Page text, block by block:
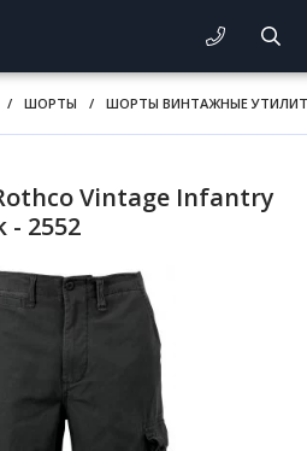
/ ШОРТЫ / ШОРТЫ ВИНТАЖНЫЕ
Vintage Infantry
2552